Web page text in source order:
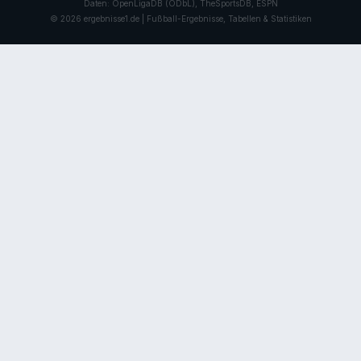
Daten: OpenLigaDB (ODbL), TheSportsDB, ESPN
© 2026 ergebnisse1.de | Fußball-Ergebnisse, Tabellen & Statistiken